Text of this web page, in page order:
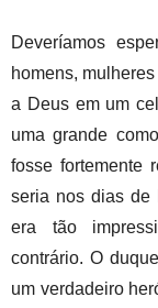
Deveríamos
homens,
a Deus em um
uma grande
fosse fortemente
seria nos dias de
era tão
contrário. O
um verdadeiro